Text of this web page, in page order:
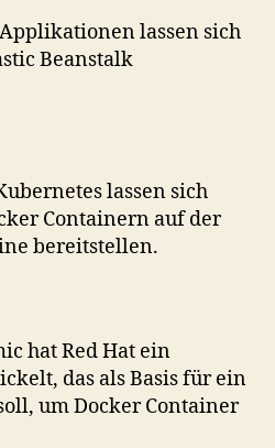
lassen sich
Beanstalk
lassen sich
Containern auf der
bereitstellen.
hat Red Hat ein
das als Basis für ein
um Docker Container